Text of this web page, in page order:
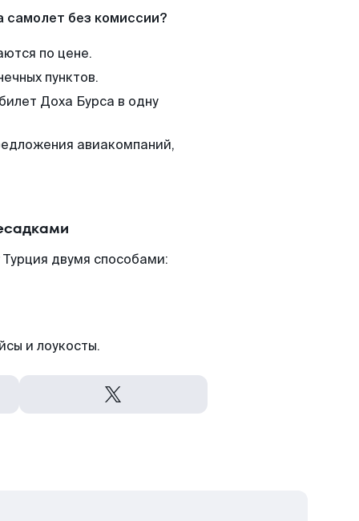
самолет без комиссии?
по цене.
пунктов.
Доха Бурса в одну
авиакомпаний,
двумя способами:
и лоукосты.